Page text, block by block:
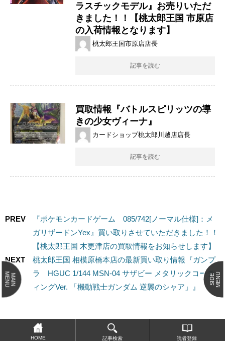
ラスチックモデル』お売りいただ
きました！！【桃太郎王国 市原店
の入荷情報となります】
桃太郎王国市原店店長
記事を読む
買取情報『バトルスピリッツの導
きの少女ヴィーナ』
カードショップ桃太郎川越店店長
記事を読む
PREV
『ポケモンカードゲーム 085/742[ノーマル仕様]：メ
ガリザードンYex』買い取りさせていただきました！！
【桃太郎王国 木更津店の買取情報をお知らせします】
NEXT
桃太郎王国 相模原橋本店の最新買い取り情報『ガンプ
ラ HGUC 1/144 MSN-04 サザビー メタリックコーテ
ィングVer. 「機動戦士ガンダム 逆襲のシャア」』
MAIN
MENU SIDEMENU
HOME 記事検索 読者登録